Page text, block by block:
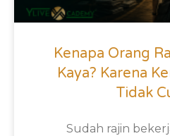
Kenapa Orang
Kaya? Karena
Tidak
Sudah rajin